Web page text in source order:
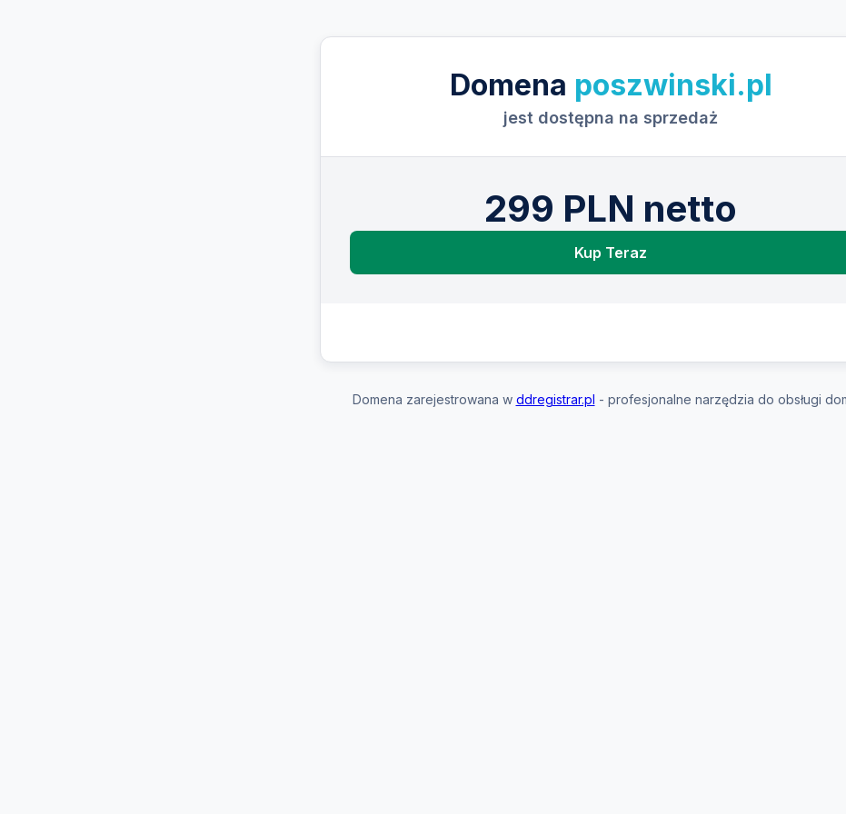
Domena poszwinski.pl
jest dostępna na sprzedaż
299 PLN netto
Kup Teraz
Domena zarejestrowana w ddregistrar.pl - profesjonalne narzędzia do obsługi